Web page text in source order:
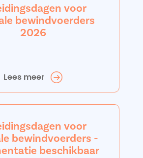
voor
bewindvoerders
2026
Lees meer
voor
bewindvoerders -
beschikbaar